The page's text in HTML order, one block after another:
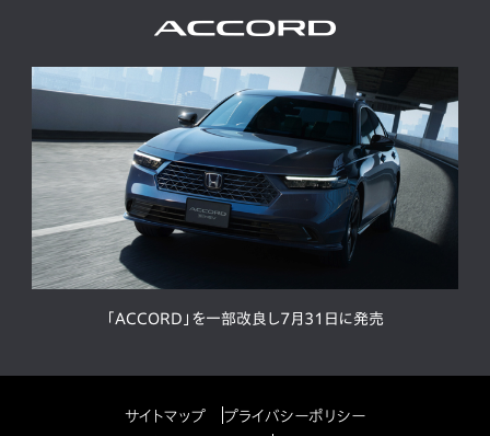
「ACCORD」を一部改良し7月31日に発売
サイトマップ
プライバシーポリシー